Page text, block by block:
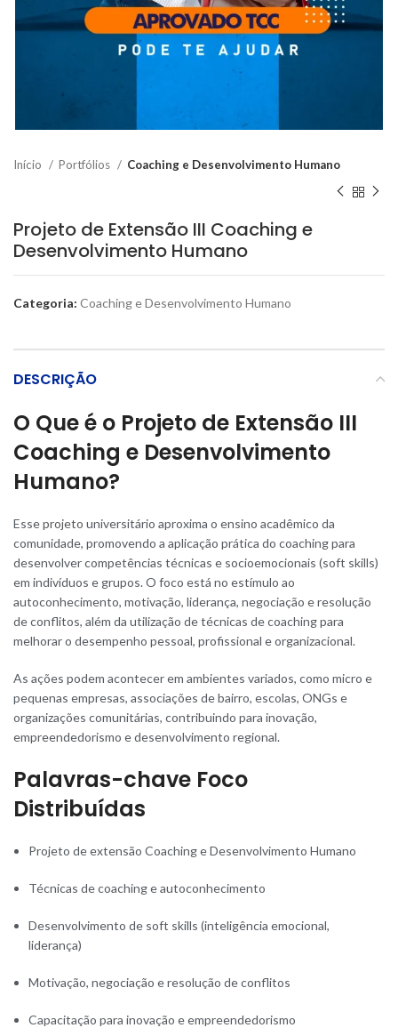
Início Portfólios Coaching e Desenvolvimento Humano
Projeto de Extensão III Coaching e
Desenvolvimento Humano
Categoria: Coaching e Desenvolvimento Humano
DESCRIÇÃO
O Que é o Projeto de Extensão III
Coaching e Desenvolvimento
Humano?
Esseprojeto universitário aproxima o ensino acadêmico da
comunidade, promovendo a aplicação prática do coaching para
desenvolver competências técnicas e socioemocionais (soft skills)
em indivíduos e grupos. O foco está no estímulo ao
autoconhecimento, motivação, liderança, negociação e resolução
de conflitos, além da utilização de técnicas de coaching para
melhorar o desempenho pessoal, profissional e organizacional.
As ações podem acontecer em ambientes variados, como micro e
pequenas empresas, associações de bairro, escolas, ONGs e
organizações comunitárias, contribuindo para inovação,
empreendedorismo e desenvolvimento regional.
Palavras-chave Foco
Distribuídas
Projeto de extensão Coaching e Desenvolvimento Humano
Técnicas de coaching e autoconhecimento
Desenvolvimento de soft skills (inteligência emocional,
liderança)
Motivação, negociação e resolução de conflitos
Capacitação para inovação e empreendedorismo